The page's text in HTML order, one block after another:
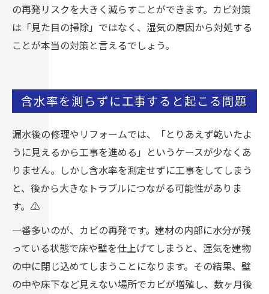
の再発リスクを大きく減らすことができます。カビ対策
は「見た目の掃除」ではなく、湿気の原因から対処する
ことが本当の対策と言えるでしょう。
含水率を測らずに工事すると起こる問題
漏水後の修理やリフォームでは、「とりあえず乾いたよ
うに見えるから工事を進める」というケースが少なくあ
りません。しかし含水率を測定せずに工事をしてしまう
と、後から大きなトラブルにつながる可能性がありま
す。⚠️
一番多いのが、カビの再発です。建材の内部に水分が残
っている状態で床や壁を仕上げてしまうと、湿気を建物
の中に閉じ込めてしまうことになります。その結果、壁
の中や床下など見えない場所でカビが増殖し、数ヶ月後